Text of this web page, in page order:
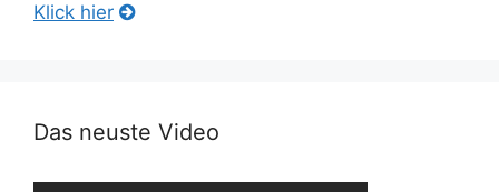
Klick hier
Das neuste Video